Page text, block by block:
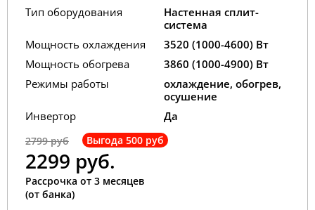
Тип оборудования
Настенная сплит-
система
Мощность охлаждения
3520 (1000-4600) Вт
Мощность обогрева
3860 (1000-4900) Вт
Режимы работы
охлаждение, обогрев,
осушение
Инвертор
Да
2799 руб Выгода 500 руб
2299 руб.
Рассрочка от 3 месяцев
(от банка)